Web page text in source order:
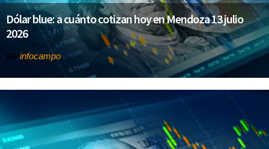
Dólar blue: a cuánto cotizan hoy en Mendoza 13 julio
2026
Por infocampo